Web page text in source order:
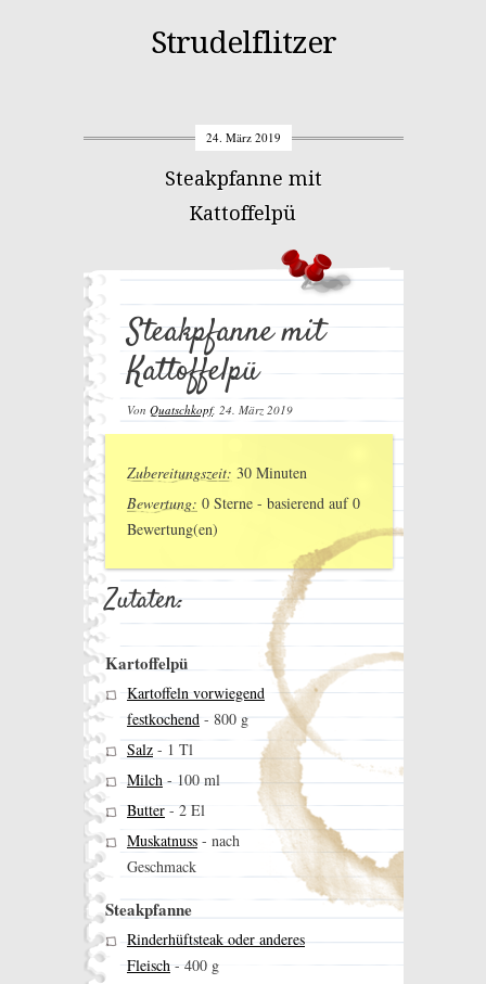
Strudelflitzer
24. März 2019
Steakpfanne mit
Kattoffelpü
Steakpfanne mit
Kattoffelpü
Von Quatschkopf, 24. März 2019
Zubereitungszeit: 30 Minuten
Bewertung: 0Sterne - basierend auf0
Bewertung(en)
Zutaten:
Kartoffelpü
Kartoffeln vorwiegend
festkochend- 800 g
Salz- 1 Tl
Milch-100 ml
Butter- 2 El
Muskatnuss- nach
Geschmack
Steakpfanne
Rinderhüftsteak oder anderes
Fleisch-400 g